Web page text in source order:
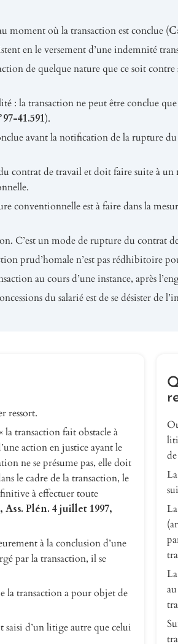
moment où la transaction est conclue (
en le versement d’une indemnité
de quelque nature que ce soit
: la transaction ne peut être conclue
41.591).
avant la notification de la rupture
contrat de travail et doit faire suite à
est à faire dans la
C’est un mode de rupture du contrat
prud’homale n’est pas rédhibitoire
au cours d’une instance, après
du salarié est de se désister de
ressort.
la transaction fait obstacle à
action en justice ayant le
ne se présume pas, elle doit
le cadre de la transaction, le
à effectuer toute
Ass. Plén. 4 juillet 1997,
à la conclusion d’une
par la transaction, il se
la transaction a pour objet de
saisi d’un litige autre que celui